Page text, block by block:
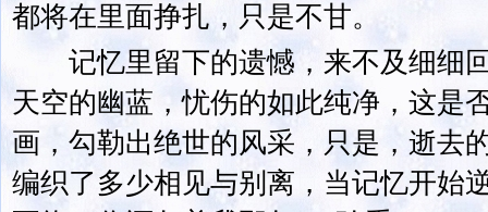
都将在里面挣扎，只是不甘。
记忆里留下的遗憾，来不及细细
天空的幽蓝，忧伤的如此纯净，这是
画，勾勒出绝世的风采，只是，逝去
编织了多少相见与别离，当记忆开始